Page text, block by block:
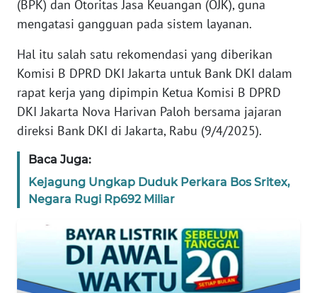
(BPK) dan Otoritas Jasa Keuangan (OJK), guna
mengatasi gangguan pada sistem layanan.
Hal itu salah satu rekomendasi yang diberikan
Komisi B DPRD DKI Jakarta untuk Bank DKI dalam
rapat kerja yang dipimpin Ketua Komisi B DPRD
DKI Jakarta Nova Harivan Paloh bersama jajaran
direksi Bank DKI di Jakarta, Rabu (9/4/2025).
Baca Juga:
Kejagung Ungkap Duduk Perkara Bos Sritex,
Negara Rugi Rp692 Miliar
KARIR
DISCLAIMER
Wahana
News
Regional
WN
SUMUT
JABAR